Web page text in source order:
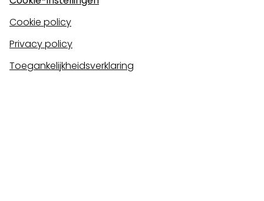
Cookie policy
Privacy policy
Toegankelijkheidsverklaring